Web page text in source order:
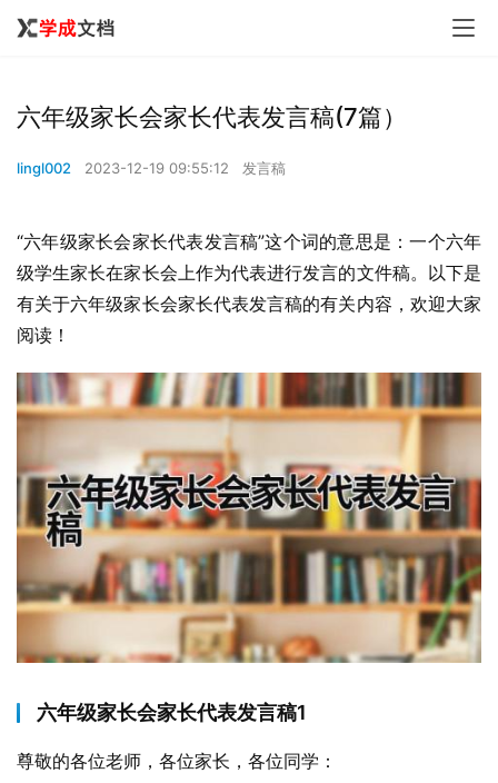
六年级家长会家长代表发言稿(7篇）
lingl002 2023-12-19 09:55:12 发言稿
“六年级家长会家长代表发言稿”这个词的意思是：一个六年
级学生家长在家长会上作为代表进行发言的文件稿。以下是
有关于六年级家长会家长代表发言稿的有关内容，欢迎大家
阅读！
六年级家长会家长代表发言稿1
尊敬的各位老师，各位家长，各位同学：